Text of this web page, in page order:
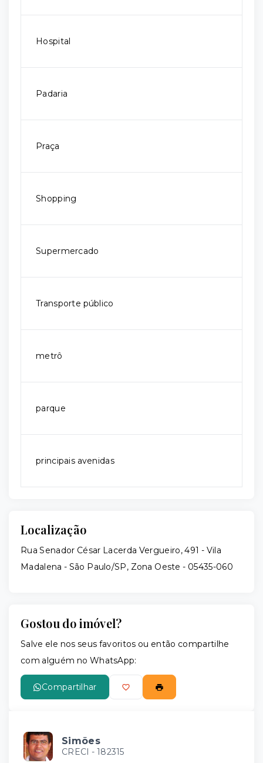
Hospital
Padaria
Praça
Shopping
Supermercado
Transporte público
metrô
parque
principais avenidas
Localização
Rua Senador César Lacerda Vergueiro, 491 - Vila
Madalena - São Paulo/SP, Zona Oeste - 05435-060
Gostou do imóvel?
Salve ele nos seus favoritos ou então compartilhe
com alguém no WhatsApp:
Compartilhar
Simões
CRECI - 182315